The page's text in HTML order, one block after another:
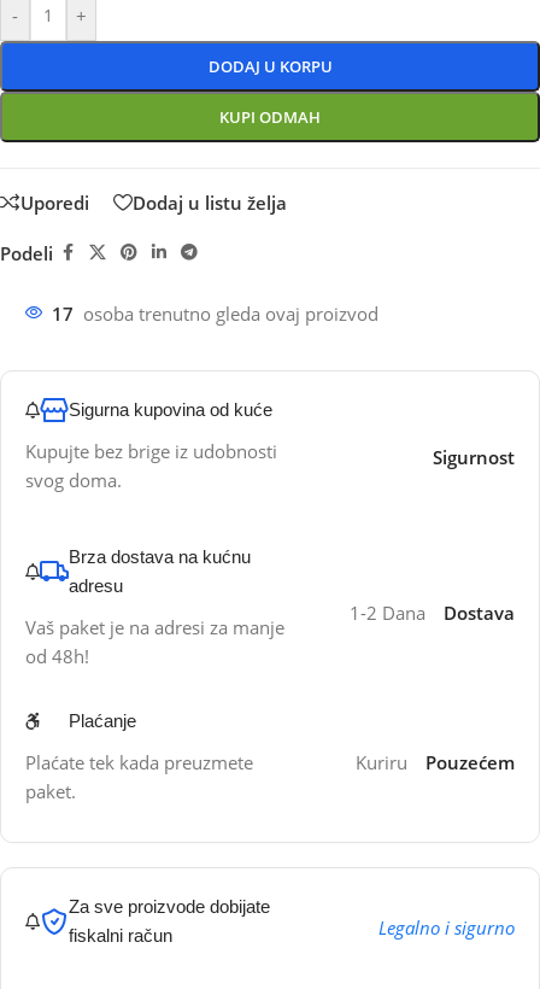
- +
DODAJ U KORPU
KUPI ODMAH
Uporedi Dodaj u listu želja
Podeli
17 osoba trenutno gleda ovaj proizvod
Sigurna kupovina od kuće
Kupujte bez brige iz udobnosti
svog doma.
Sigurnost
Brza dostava na kućnu
adresu
Vaš paket je na adresi za manje
od 48h!
1-2 Dana Dostava
Plaćanje
Plaćate tek kada preuzmete
paket.
Kuriru Pouzećem
Za sve proizvode dobijate
fiskalni račun
Legalno i sigurno